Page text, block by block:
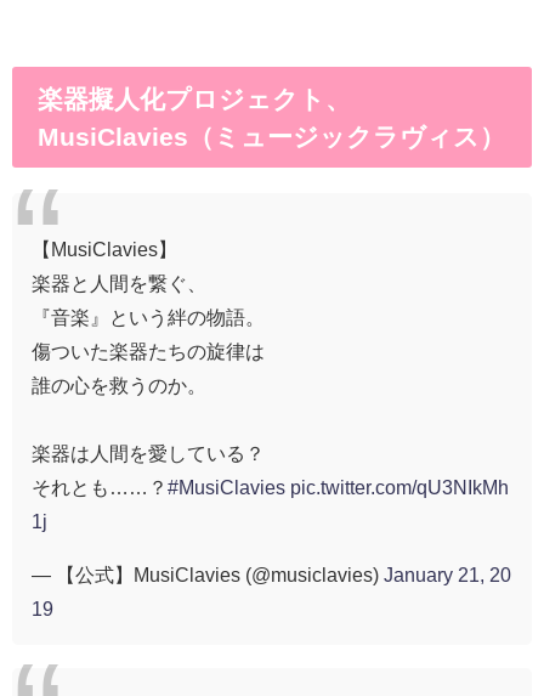
楽器擬人化プロジェクト、
MusiClavies（ミュージックラヴィス）
【MusiClavies】
楽器と人間を繋ぐ、
『音楽』という絆の物語。
傷ついた楽器たちの旋律は
誰の心を救うのか。
楽器は人間を愛している？
それとも……？ #MusiClavies pic.twitter.com/qU3NIkMh
1j
— 【公式】MusiClavies (@musiclavies) January 21, 20
19